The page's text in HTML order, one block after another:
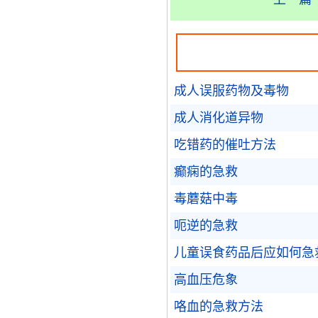
成人误服药物及毒物
成人消化道异物
吃错药的催吐方法
癫痫的急救
毒蘑菇中毒
呃逆的急救
儿童误食药品后应如何急
高血压危象
咯血的急救方法